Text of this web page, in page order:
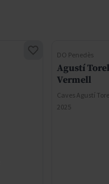
DO Penedès
Agustí
Vermell
Caves Agustí
2025